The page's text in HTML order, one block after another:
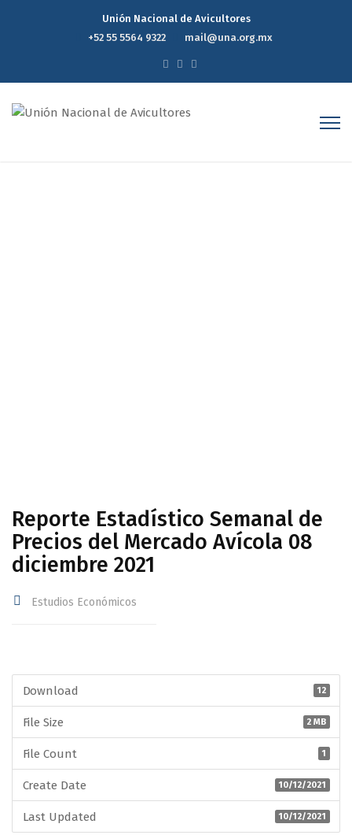
Unión Nacional de Avicultores
+52 55 5564 9322
mail@una.org.mx
Reporte Estadístico Semanal de
Precios del Mercado Avícola 08
diciembre 2021
Estudios Económicos
Download 12
File Size 2 MB
File Count 1
Create Date 10/12/2021
Last Updated 10/12/2021